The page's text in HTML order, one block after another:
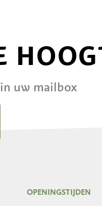
uw mailbox
OPENINGSTIJDEN